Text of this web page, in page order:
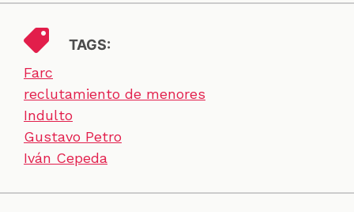
TAGS:
Farc
reclutamiento de menores
Indulto
Gustavo Petro
Iván Cepeda